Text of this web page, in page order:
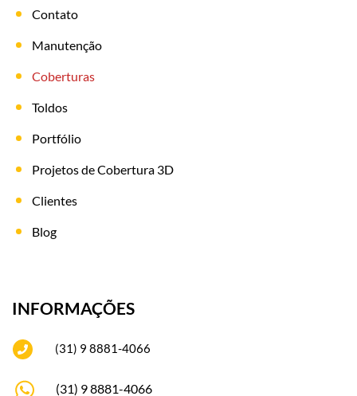
Contato
Manutenção
Coberturas
Toldos
Portfólio
Projetos de Cobertura 3D
Clientes
Blog
INFORMAÇÕES
(31) 9 8881-4066
(31) 9 8881-4066